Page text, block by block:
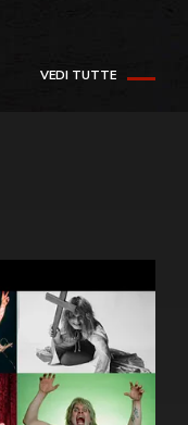
VEDI TUTTE